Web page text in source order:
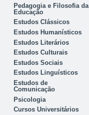
Pedagogia e Filosofia da
Educação
Estudos Clássicos
Estudos Humanísticos
Estudos Literários
Estudos Culturais
Estudos Sociais
Estudos Linguísticos
Estudos de
Comunicação
Psicologia
Cursos Universitários